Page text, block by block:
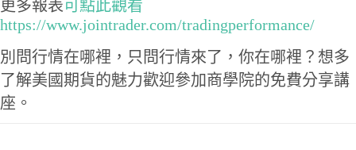
更多報表可點此觀看
https://www.jointrader.com/tradingperformance/
別問行情在哪裡，只問行情來了，你在哪裡？想多
了解美國期貨的魅力歡迎參加商學院的免費分享講
座。